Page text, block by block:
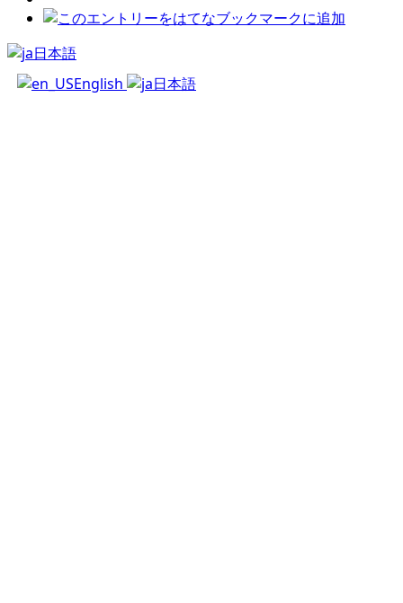
日本語
English
日本語